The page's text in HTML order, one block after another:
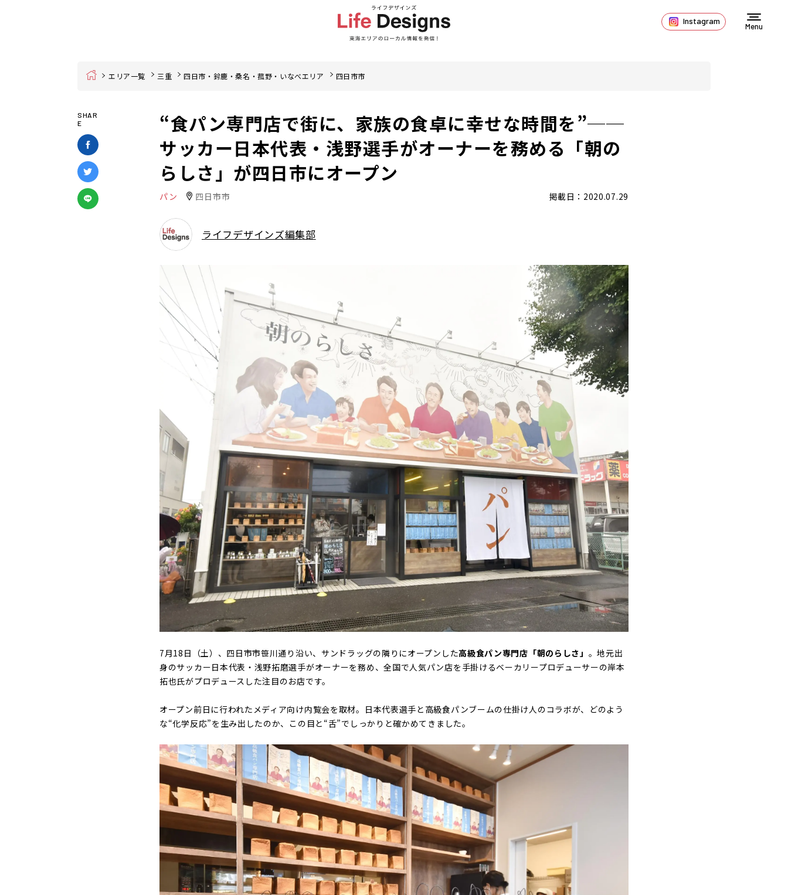
Instagram
Menu
Home エリア一覧 三重 四日市・鈴鹿・桑名・菰野・いなべエリア 四日市市
SHAR
E
“食パン専門店で街に、家族の食卓に幸せな時間を”──
サッカー日本代表・浅野選手がオーナーを務める「朝の
らしさ」が四日市にオープン
パン 四日市市 掲載日：2020.07.29
ライフデザインズ編集部
7月18日（土）、四日市市笹川通り沿い、サンドラッグの隣りにオープンした高級食パン専門店「朝のらしさ」 。地元出
身のサッカー日本代表・浅野拓磨選手がオーナーを務め、全国で人気パン店を手掛けるベーカリープロデューサーの岸本
拓也氏がプロデュースした注目のお店です。
オープン前日に行われたメディア向け内覧会を取材。日本代表選手と高級食パンブームの仕掛け人のコラボが、どのよう
な“化学反応”を生み出したのか、この目と“舌”でしっかりと確かめてきました。